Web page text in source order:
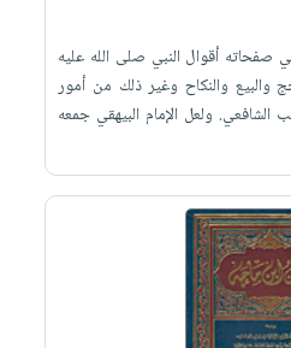
صفحاته أقوال النبي صلى الله عليه
والبيع والنكاح وغير ذلك من أمور
الشافعي. ولعل الإمام البيهقي جمعه